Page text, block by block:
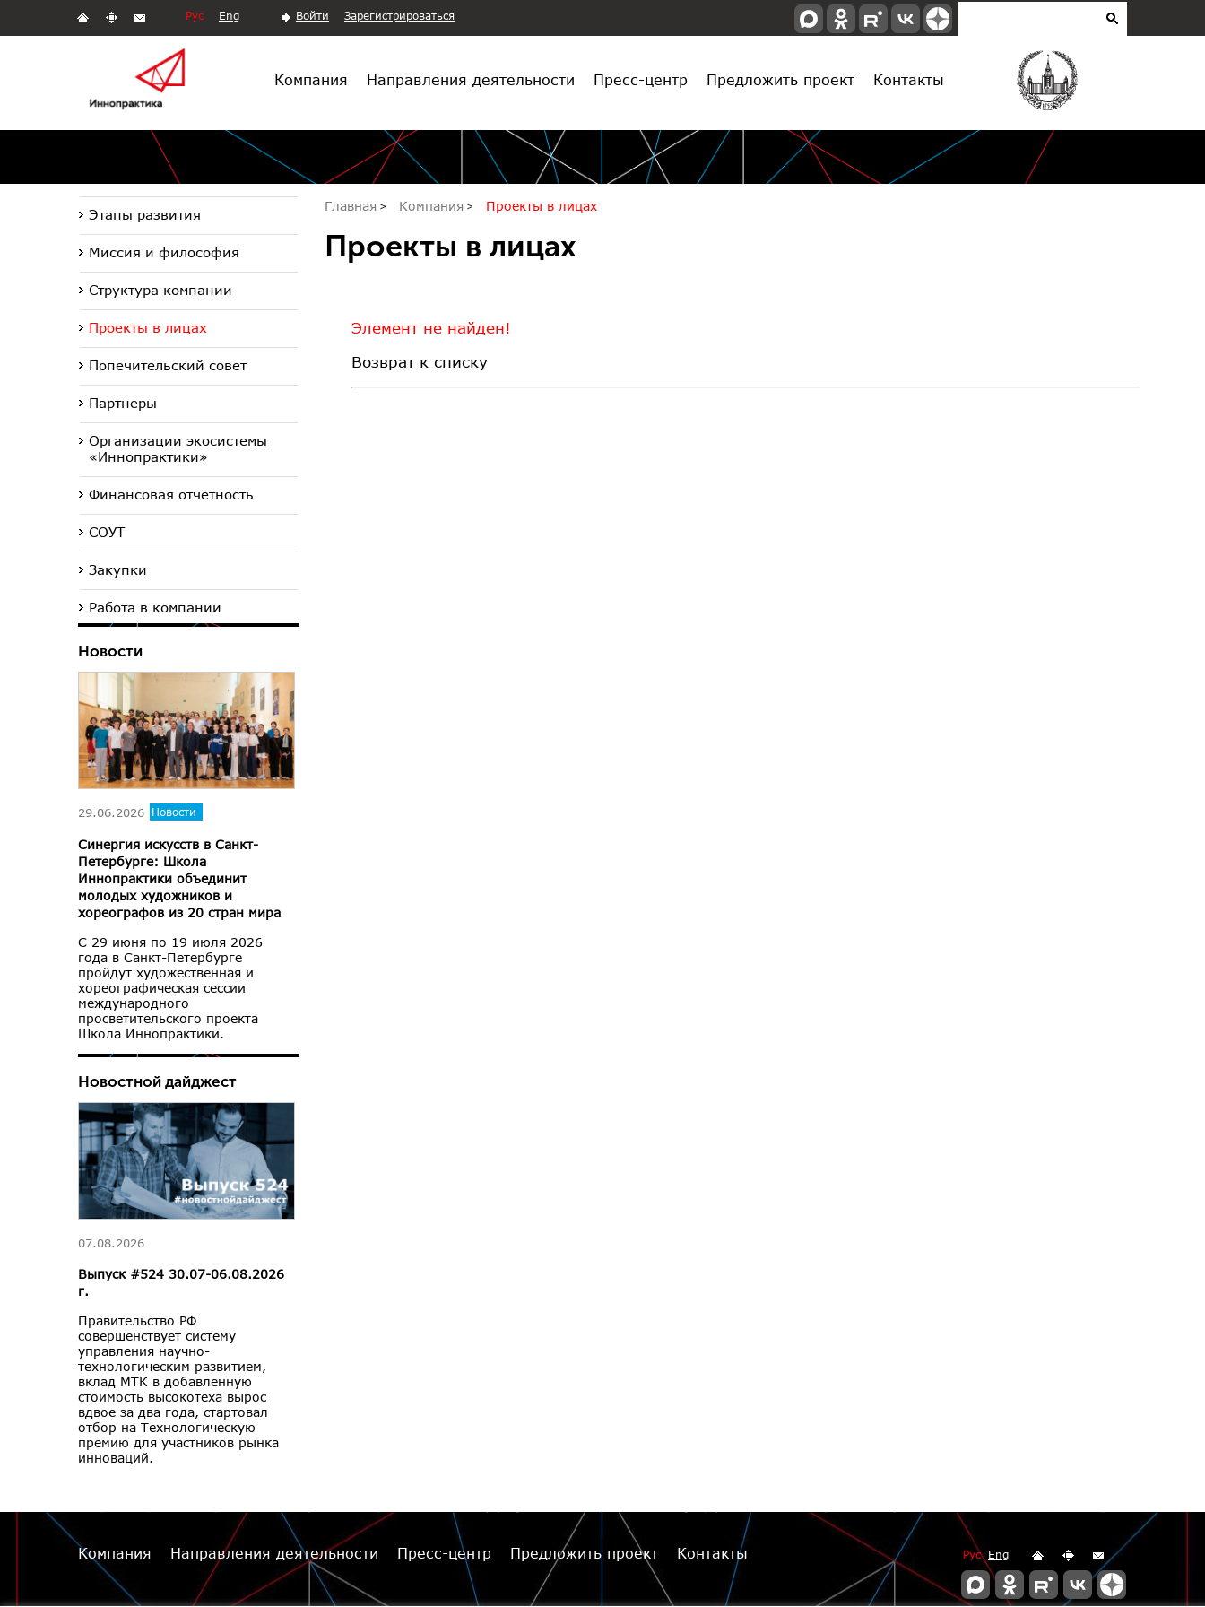
Рус Eng Войти Зарегистрироваться
Компания Направления деятельности Пресс-центр Предложить проект Контакты
Главная Компания Проекты в лицах
Проекты в лицах
Элемент не найден!
Возврат к списку
Этапы развития
Миссия и философия
Структура компании
Проекты в лицах
Попечительский совет
Партнеры
Организации экосистемы
«Иннопрактики»
Финансовая отчетность
СОУТ
Закупки
Работа в компании
Новости
29.06.2026 Новости
Синергия искусств в Санкт-
Петербурге: Школа
Иннопрактики объединит
молодых художников и
хореографов из 20 стран мира
С 29 июня по 19 июля 2026
года в Санкт-Петербурге
пройдут художественная и
хореографическая сессии
международного
просветительского проекта
Школа Иннопрактики.
Новостной дайджест
07.08.2026
Выпуск #524 30.07-06.08.2026
г.
Правительство РФ
совершенствует систему
управления научно-
технологическим развитием,
вклад МТК в добавленную
стоимость высокотеха вырос
вдвое за два года, стартовал
отбор на Технологическую
премию для участников рынка
инноваций.
Компания Направления деятельности Пресс-центр Предложить проект Контакты Рус Eng